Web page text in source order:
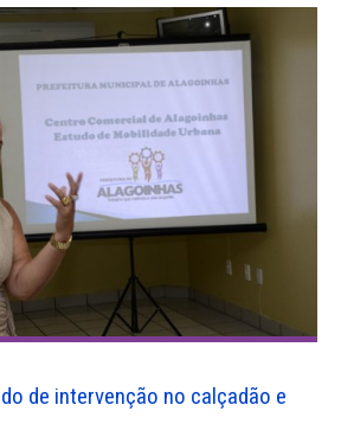
de intervenção no calçadão e